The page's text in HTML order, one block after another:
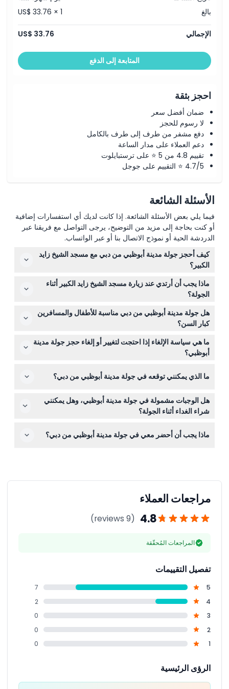
بالغ
US$ 33.76 × 1
الإجمالي US$ 33.76
المتابعة إلى الدفع
احجز بثقة
ضمان أفضل سعر
لا رسوم للحجز
دفع مشفر من طرف إلى طرف بالكامل
دعم العملاء على مدار الساعة
تقييم 4.8 من 5 ⭐ على ترستبايلوت
4.7/5 ⭐ التقييم على جوجل
الأسئلة الشائعة
فيما يلي بعض الأسئلة الشائعة. إذا كانت لديك أي استفسارات إضافية
أو كنت بحاجة إلى مزيد من التوضيح، يرجى التواصل مع فريقنا عبر
الدردشة الحية أو نموذج الاتصال بنا أو عبر الواتساب.
كيف أحجز جولة مدينة أبوظبي من دبي مع مسجد الشيخ زايد
الكبير؟
يمكنك بسهولة حجز جولة مدينة أبوظبي عبر الإنترنت هنا على
هذا الموقع. فقط اختر التاريخ المفضل لديك وتحقق من التوافر
أثناء عملية الحجز.
ماذا يجب أن أرتدي عند زيارة مسجد الشيخ زايد الكبير أثناء
الجولة؟
يُطلب ارتداء ملابس محتشمة: يجب على النساء ارتداء الحجاب
والعباءة، والتي عادةً ما تُوفر في المسجد، وعلى الرجال ارتداء
أكمام طويلة وبنطلون طويل.
هل جولة مدينة أبوظبي من دبي مناسبة للأطفال والمسافرين
كبار السن؟
نعم، الجولة مناسبة لمعظم الأعمار، بما في ذلك الأطفال وكبار
السن، لكن يُرجى العلم أن الجولة تستغرق من 8 إلى 10 ساعات
وتتضمن بعض المشي.
ما هي سياسة الإلغاء إذا احتجت لتغيير أو إلغاء حجز جولة مدينة
أبوظبي؟
خصم أي رسوم نقل مطبقة. الإلغاءات التي تتم في أقل من 24
ما الذي يمكنني توقعه في جولة مدينة أبوظبي من دبي؟
تتضمن الجولة زيارات إلى مسجد الشيخ زايد الكبير، قصر
الإمارات، القرية التراثية، والمزيد، مع خدمة التوصيل من وإلى
الفندق في دبي، بالإضافة إلى توقفات عند أماكن مثل فيراري
ورلد وسوق التمر.
هل الوجبات مشمولة في جولة مدينة أبوظبي، وهل يمكنني
شراء الغداء أثناء الجولة؟
باي ماريوت أثناء التوقف.
ماذا يجب أن أحضر معي في جولة مدينة أبوظبي من دبي؟
مراجعات العملاء
4.8
(9 reviews)
المراجعات المُحقّقة
تفصيل التقييمات
5
7
4
2
3
0
2
0
1
0
الرؤى الرئيسية